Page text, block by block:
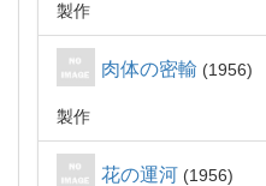
製作
肉体の密輸 1956
製作
花の運河 1956